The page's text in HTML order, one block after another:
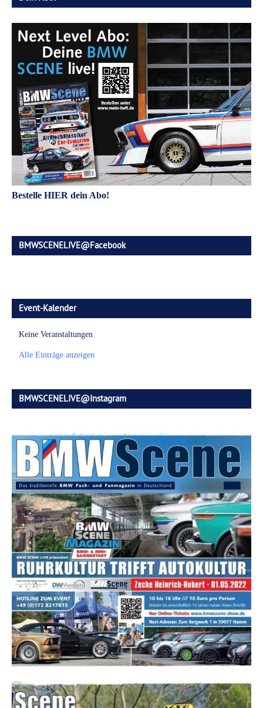
Bestelle HIER dein Abo!
BMWSCENELIVE@Facebook
Event-Kalender
Keine Veranstaltungen
Alle Einträge anzeigen
BMWSCENELIVE@Instagram